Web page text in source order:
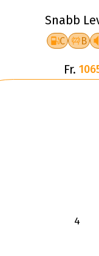
Snabb
C B
Fr.